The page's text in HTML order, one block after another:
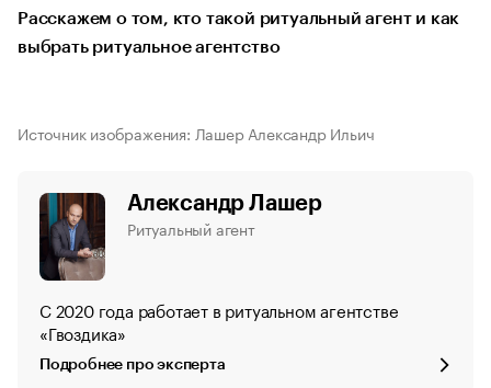
Расскажем о том, кто такой ритуальный агент и как
выбрать ритуальное агентство
Источник изображения: Лашер Александр Ильич
Александр Лашер
Ритуальный агент
С 2020 года работает в ритуальном агентстве
«Гвоздика»
Подробнее про эксперта